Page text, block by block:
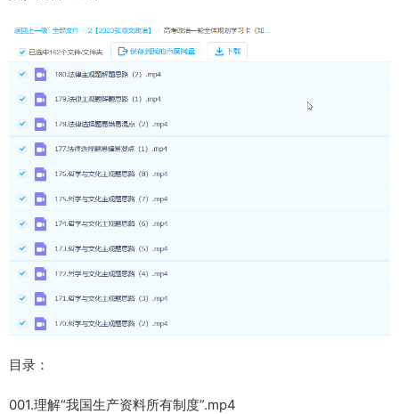
目录：
001.理解“我国生产资料所有制度”.mp4